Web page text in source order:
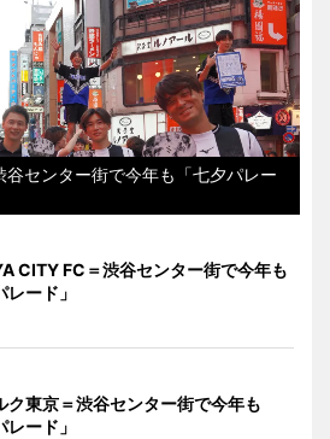
谷センター街で今年も「七夕パレー
CITY FC＝渋谷センター街で今年も
レード」
ク東京＝渋谷センター街で今年も
レード」